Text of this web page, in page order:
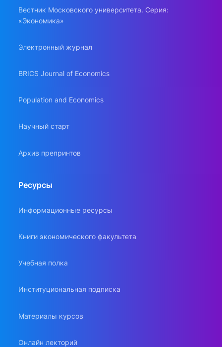
Вестник Московского университета. Серия:
«Экономика»
Электронный журнал
BRICS Journal of Economics
Population and Economics
Научный старт
Архив препринтов
Ресурсы
Информационные ресурсы
Книги экономического факультета
Учебная полка
Институциональная подписка
Материалы курсов
Онлайн лекторий